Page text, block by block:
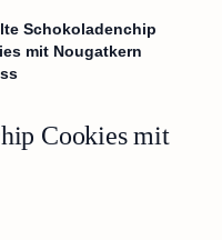
Schokoladenchip
mit Nougatkern
Cookies mit